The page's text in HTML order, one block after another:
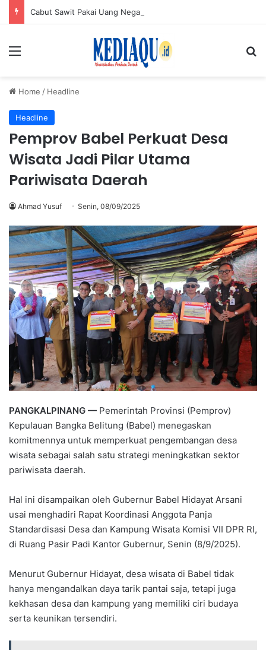
Menu
Home / Headline
Headline
Pemprov Babel Perkuat Desa
Wisata Jadi Pilar Utama
Pariwisata Daerah
Ahmad Yusuf Senin, 08/09/2025
PANGKALPINANG — Pemerintah Provinsi (Pemprov)
Kepulauan Bangka Belitung (Babel) menegaskan
komitmennya untuk memperkuat pengembangan desa
wisata sebagai salah satu strategi meningkatkan sektor
pariwisata daerah.
Hal ini disampaikan oleh Gubernur Babel Hidayat Arsani
usai menghadiri Rapat Koordinasi Anggota Panja
Standardisasi Desa dan Kampung Wisata Komisi VII DPR RI,
di Ruang Pasir Padi Kantor Gubernur, Senin (8/9/2025).
Menurut Gubernur Hidayat, desa wisata di Babel tidak
hanya mengandalkan daya tarik pantai saja, tetapi juga
kekhasan desa dan kampung yang memiliki ciri budaya
serta keunikan tersendiri.